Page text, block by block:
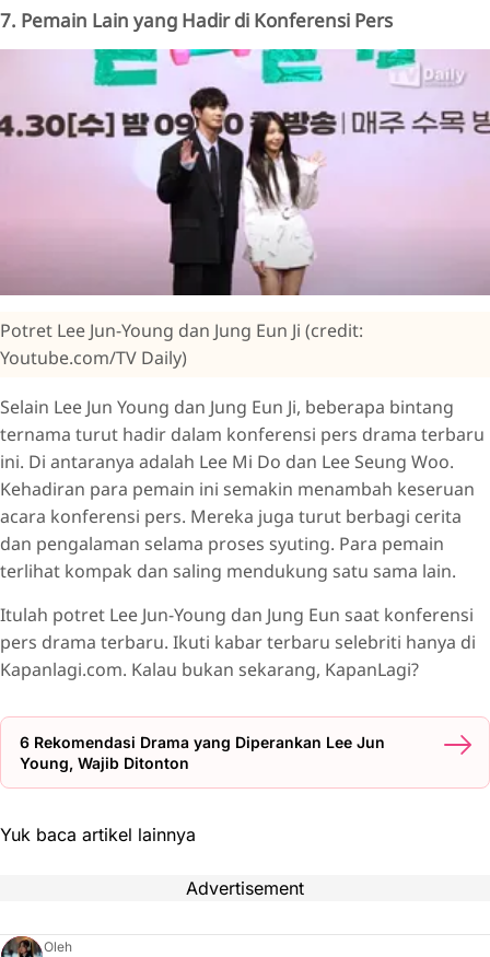
7. Pemain Lain yang Hadir di Konferensi Pers
Potret Lee Jun-Young dan Jung Eun Ji (credit:
Youtube.com/TV Daily)
Selain Lee Jun Young dan Jung Eun Ji, beberapa bintang
ternama turut hadir dalam konferensi pers drama terbaru
ini. Di antaranya adalah Lee Mi Do dan Lee Seung Woo.
Kehadiran para pemain ini semakin menambah keseruan
acara konferensi pers. Mereka juga turut berbagi cerita
dan pengalaman selama proses syuting. Para pemain
terlihat kompak dan saling mendukung satu sama lain.
Itulah potret Lee Jun-Young dan Jung Eun saat konferensi
pers drama terbaru. Ikuti kabar terbaru selebriti hanya di
Kapanlagi.com. Kalau bukan sekarang, KapanLagi?
6 Rekomendasi Drama yang Diperankan Lee Jun
Young, Wajib Ditonton
Yuk baca artikel lainnya
Advertisement
Oleh